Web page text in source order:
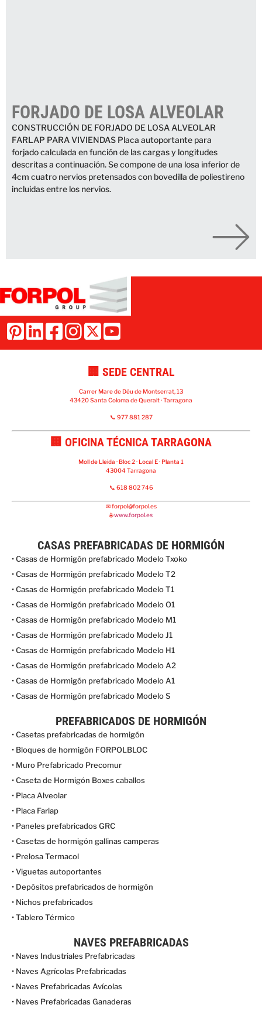
FORJADO DE LOSA ALVEOLAR
CONSTRUCCIÓN DE FORJADO DE LOSA ALVEOLAR
FARLAP PARA VIVIENDAS Placa autoportante para
forjado calculada en función de las cargas y longitudes
descritas a continuación. Se compone de una losa inferior de
4cm cuatro nervios pretensados con bovedilla de poliestireno
incluidas entre los nervios.
🏢 SEDE CENTRAL
Carrer Mare de Déu de Montserrat, 13
43420 Santa Coloma de Queralt · Tarragona
📞 977 881 287
🏢 OFICINA TÉCNICA TARRAGONA
Moll de Lleida · Bloc 2 · Local E · Planta 1
43004 Tarragona
📞 618 802 746
✉forpol@forpol.es
🌐www.forpol.es
CASAS PREFABRICADAS DE HORMIGÓN
• Casas de Hormigón prefabricado Modelo Txoko
• Casas de Hormigón prefabricado Modelo T2
• Casas de Hormigón prefabricado Modelo T1
• Casas de Hormigón prefabricado Modelo O1
• Casas de Hormigón prefabricado Modelo M1
• Casas de Hormigón prefabricado Modelo J1
• Casas de Hormigón prefabricado Modelo H1
• Casas de Hormigón prefabricado Modelo A2
• Casas de Hormigón prefabricado Modelo A1
• Casas de Hormigón prefabricado Modelo S
PREFABRICADOS DE HORMIGÓN
• Casetas prefabricadas de hormigón
• Bloques de hormigón FORPOLBLOC
• Muro Prefabricado Precomur
• Caseta de Hormigón Boxes caballos
• Placa Alveolar
• Placa Farlap
• Paneles prefabricados GRC
• Casetas de hormigón gallinas camperas
• Prelosa Termacol
• Viguetas autoportantes
• Depósitos prefabricados de hormigón
• Nichos prefabricados
• Tablero Térmico
NAVES PREFABRICADAS
• Naves Industriales Prefabricadas
• Naves Agrícolas Prefabricadas
• Naves Prefabricadas Avícolas
• Naves Prefabricadas Ganaderas